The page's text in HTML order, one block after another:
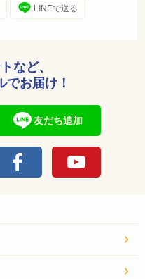
LINEで送る
など、
お届け！
友だち追加